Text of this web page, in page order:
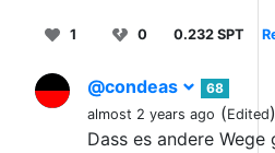
1 0 0.232 SPT
@condeas
68
almost 2 years ago (Edited)
Dass es andere